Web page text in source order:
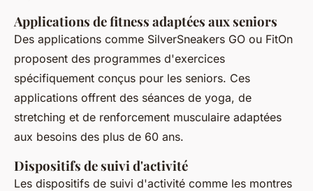
Applications de fitness adaptées aux seniors
Des applications comme SilverSneakers GO ou FitOn
proposent des programmes d'exercices
spécifiquement conçus pour les seniors. Ces
applications offrent des séances de yoga, de
stretching et de renforcement musculaire adaptées
aux besoins des plus de 60 ans.
Dispositifs de suivi d'activité
Les dispositifs de suivi d'activité comme les montres